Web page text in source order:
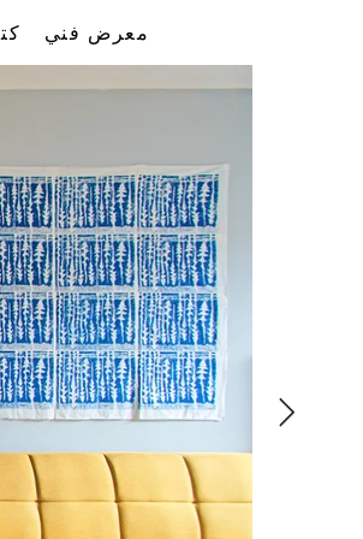
معرض فني